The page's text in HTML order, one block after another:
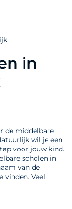
in
de middelbare
wil je een
voor jouw kind.
scholen in
van de
vinden. Veel